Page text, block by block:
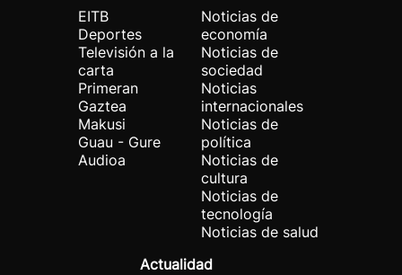
EITB
Deportes
Televisión a la
carta
Primeran
Gaztea
Makusi
Guau - Gure
Audioa
Noticias de
economía
Noticias de
sociedad
Noticias
internacionales
Noticias de
política
Noticias de
cultura
Noticias de
tecnología
Noticias de salud
Actualidad